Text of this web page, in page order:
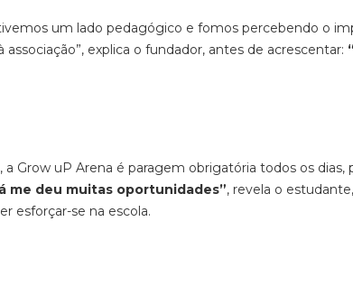
um lado pedagógico e fomos percebendo o
explica o fundador, antes de acrescentar:
a Grow uP Arena é paragem obrigatória todos os
já me deu muitas oportunidades”, revela o
esforçar-se na escola.